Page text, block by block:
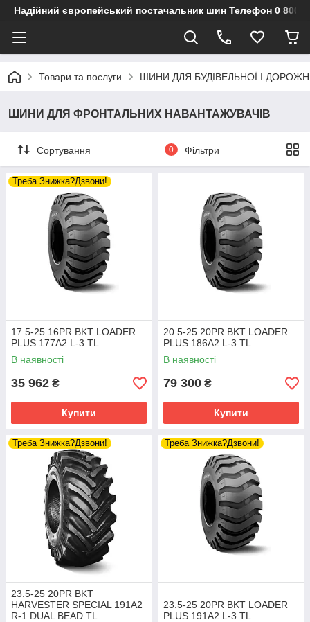
Надійний європейський постачальник шин Телефон 0 800
Товари та послуги ШИНИ ДЛЯ БУДІВЕЛЬНОЇ І
ШИНИ ДЛЯ ФРОНТАЛЬНИХ НАВАНТАЖУВАЧІВ
Сортування 0 Фільтри
Треба Знижка?Дзвони!
17.5-25 16PR BKT LOADER
PLUS 177A2 L-3 TL
В наявності
35 962 ₴
Купити
20.5-25 20PR BKT LOADER
PLUS 186A2 L-3 TL
В наявності
79 300 ₴
Купити
Треба Знижка?Дзвони!
23.5-25 20PR BKT
HARVESTER SPECIAL 191A2
R-1 DUAL BEAD TL
Треба Знижка?Дзвони!
23.5-25 20PR BKT LOADER
PLUS 191A2 L-3 TL